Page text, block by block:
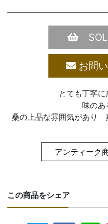
お問
とても丁寧
味のあ
桑の上品な雰囲気があり
アンティー
この商品をシェア